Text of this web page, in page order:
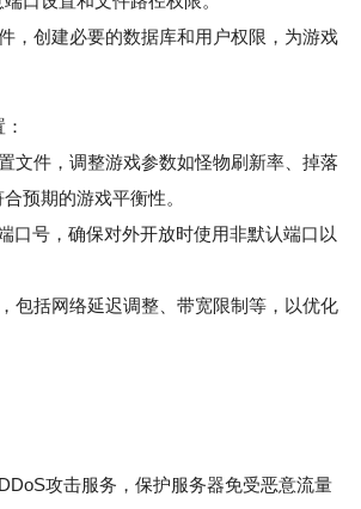
创建必要的数据库和用户权限，为游戏
件，调整游戏参数如怪物刷新率、掉落
预期的游戏平衡性。
号，确保对外开放时使用非默认端口以
括网络延迟调整、带宽限制等，以优化
攻击服务，保护服务器免受恶意流量